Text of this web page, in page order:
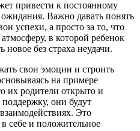
привести к постоянному
ожидания. Важно давать понять
успехи, а просто за то, что
в которой ребенок
новое без страха неудачи.
свои эмоции и строить
на примере
их родители открыто и
они будут
Это
себе и положительное